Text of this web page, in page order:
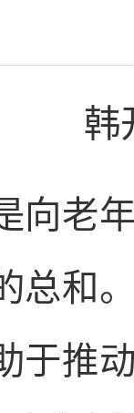
韩
老年
总和
于推